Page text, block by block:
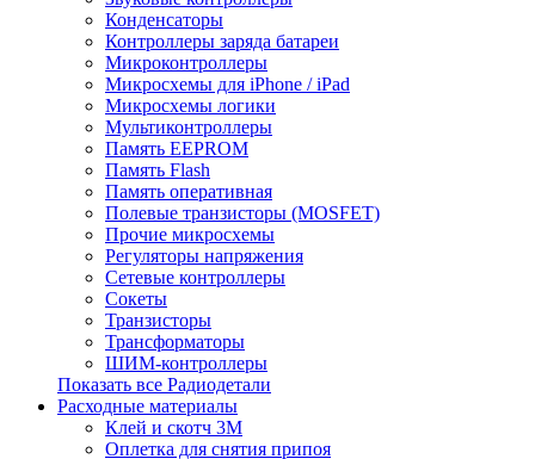
Конденсаторы
Контроллеры заряда батареи
Микроконтроллеры
Микросхемы для iPhone / iPad
Микросхемы логики
Мультиконтроллеры
Память EEPROM
Память Flash
Память оперативная
Полевые транзисторы (MOSFET)
Прочие микросхемы
Регуляторы напряжения
Сетевые контроллеры
Сокеты
Транзисторы
Трансформаторы
ШИМ-контроллеры
Показать все Радиодетали
Расходные материалы
Клей и скотч 3M
Оплетка для снятия припоя